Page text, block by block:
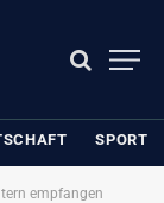
SPORT
empfangen